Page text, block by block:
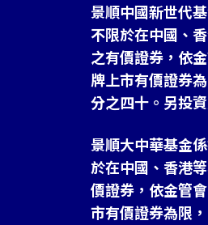
景順中國新世代
不限於在中國、
之有價證券，依
牌上市有價證券
分之四十。另投
景順大中華基金
於在中國、香港
價證券，依金管
市有價證券為限